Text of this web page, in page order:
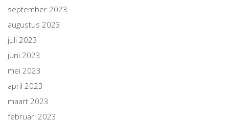
september 2023
augustus 2023
juli 2023
juni 2023
mei 2023
april 2023
maart 2023
februari 2023